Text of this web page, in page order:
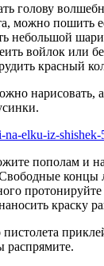
голову
можно пошить
небольшой
войлок или
красный
нарисовать,
пополам и
Свободные концы
протонируйте
краску